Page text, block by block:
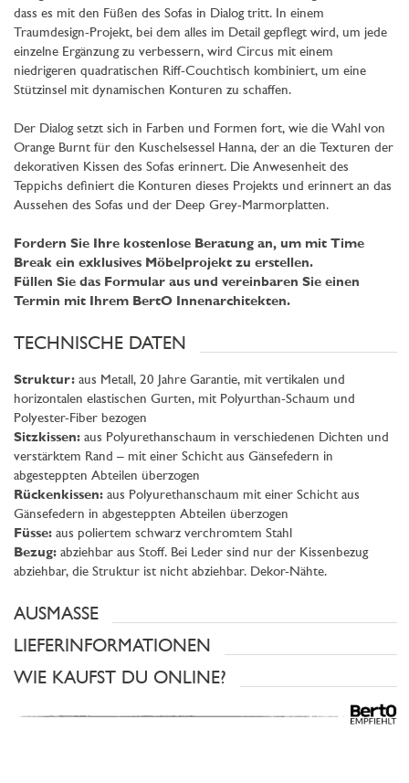
dass es mit den Füßen des Sofas in Dialog tritt. In einem
Traumdesign-Projekt, bei dem alles im Detail gepflegt wird, um jede
einzelne Ergänzung zu verbessern, wird Circus mit einem
niedrigeren quadratischen Riff-Couchtisch kombiniert, um eine
Stützinsel mit dynamischen Konturen zu schaffen.
Der Dialog setzt sich in Farben und Formen fort, wie die Wahl von
Orange Burnt für den Kuschelsessel Hanna, der an die Texturen der
dekorativen Kissen des Sofas erinnert. Die Anwesenheit des
Teppichs definiert die Konturen dieses Projekts und erinnert an das
Aussehen des Sofas und der Deep Grey-Marmorplatten.
Fordern Sie Ihre kostenlose Beratung an, um mit Time
Break ein exklusives Möbelprojekt zu erstellen.
Füllen Sie das Formular aus und vereinbaren Sie einen
Termin mit Ihrem BertO Innenarchitekten.
TECHNISCHE DATEN
Struktur: aus Metall, 20 Jahre Garantie, mit vertikalen und
horizontalen elastischen Gurten, mit Polyurthan-Schaum und
Polyester-Fiber bezogen
Sitzkissen: aus Polyurethanschaum in verschiedenen Dichten und
verstärktem Rand – mit einer Schicht aus Gänsefedern in
abgesteppten Abteilen überzogen
Rückenkissen: aus Polyurethanschaum mit einer Schicht aus
Gänsefedern in abgesteppten Abteilen überzogen
Füsse: aus poliertem schwarz verchromtem Stahl
Bezug: abziehbar aus Stoff. Bei Leder sind nur der Kissenbezug
abziehbar, die Struktur ist nicht abziehbar. Dekor-Nähte.
AUSMASSE
LIEFERINFORMATIONEN
WIE KAUFST DU ONLINE?